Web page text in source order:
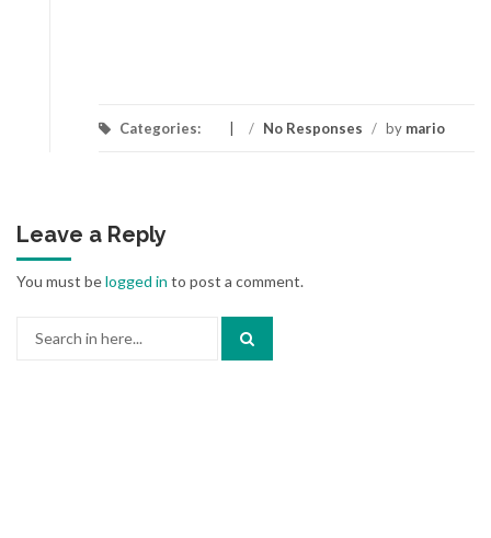
Categories: / No Responses / by mario
Leave a Reply
You must belogged in to post a comment.